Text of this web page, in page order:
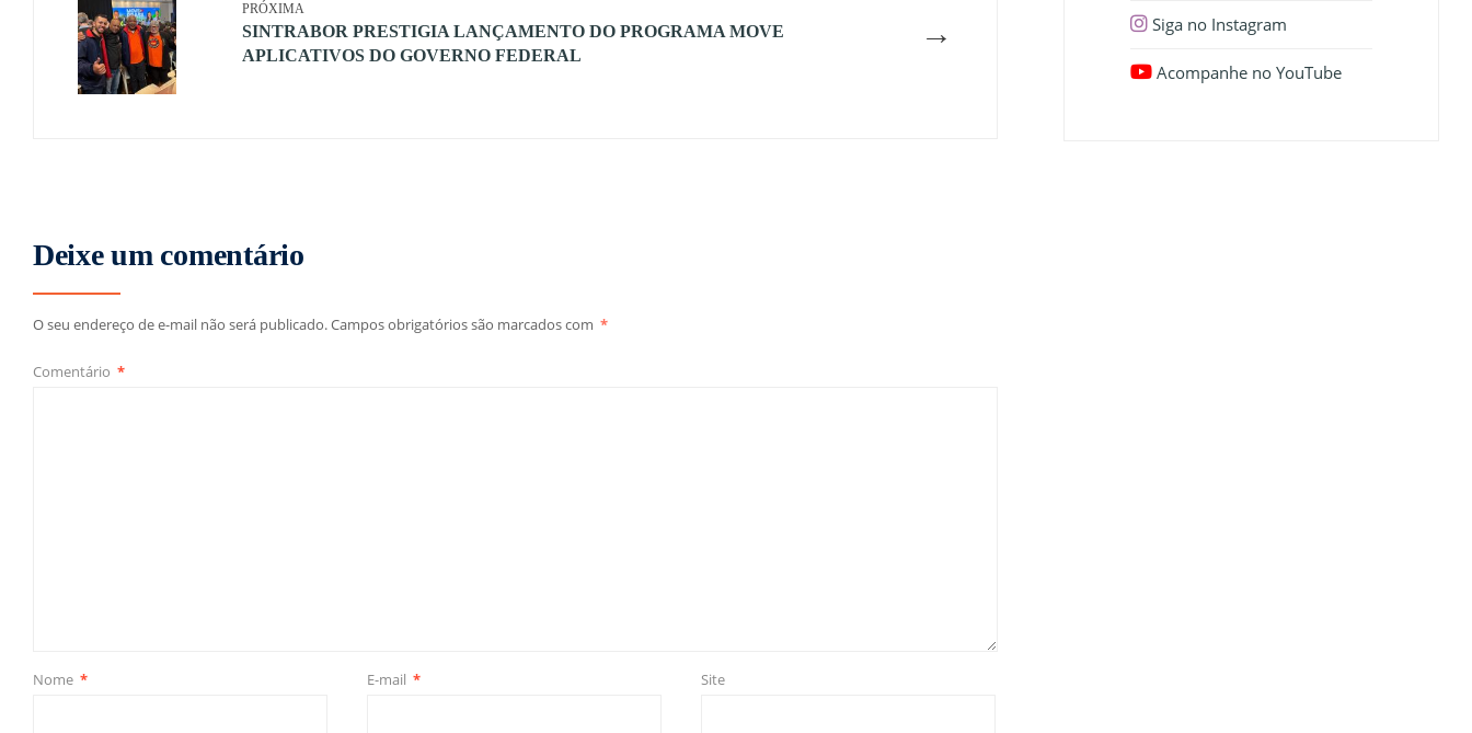
→
PRÓXIMA
SINTRABOR PRESTIGIA LANÇAMENTO DO PROGRAMA MOVE
APLICATIVOS DO GOVERNO FEDERAL
Deixe um comentário
O seu endereço de e-mail não será publicado.Campos obrigatórios são marcados com *
Comentário *
Nome * E-mail * Site
Siga no Instagram
Acompanhe no YouTube